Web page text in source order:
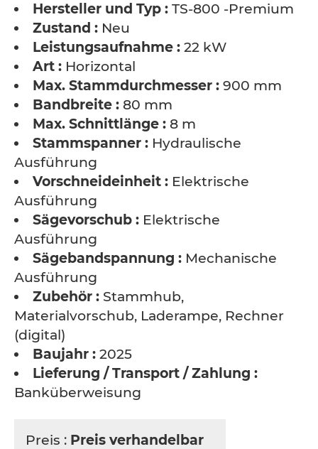
Hersteller und Typ : TS-800 -Premium
Zustand : Neu
Leistungsaufnahme : 22 kW
Art : Horizontal
Max. Stammdurchmesser : 900 mm
Bandbreite : 80 mm
Max. Schnittlänge : 8 m
Stammspanner : Hydraulische
Ausführung
Vorschneideinheit : Elektrische
Ausführung
Sägevorschub : Elektrische
Ausführung
Sägebandspannung : Mechanische
Ausführung
Zubehör : Stammhub,
Materialvorschub, Laderampe, Rechner
(digital)
Baujahr : 2025
Lieferung / Transport / Zahlung :
Banküberweisung
Preis : Preis verhandelbar